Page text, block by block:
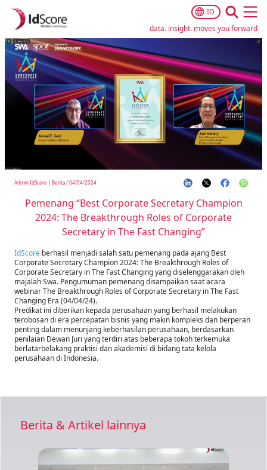
ID
data. insight. moves you forward
Admin IdScore | Berita/04/04/2024
Pemenang “Best Corporate Secretary Champion
2024: The Breakthrough Roles of Corporate
Secretary in The Fast Changing”
IdScore berhasil menjadi salah satu pemenang pada ajang Best
Corporate Secretary Champion 2024: The Breakthrough Roles of
Corporate Secretary in The Fast Changing yang diselenggarakan oleh
majalah Swa. Pengumuman pemenang disampaikan saat acara
webinar The Breakthrough Roles of Corporate Secretary in The Fast
Changing Era (04/04/24).
Predikat ini diberikan kepada perusahaan yang berhasil melakukan
terobosan di era percepatan bisnis yang makin kompleks dan berperan
penting dalam menunjang keberhasilan perusahaan, berdasarkan
penilaian Dewan Juri yang terdiri atas beberapa tokoh terkemuka
berlatarbelakang praktisi dan akademisi di bidang tata kelola
perusahaan di Indonesia.
Berita & Artikel lainnya